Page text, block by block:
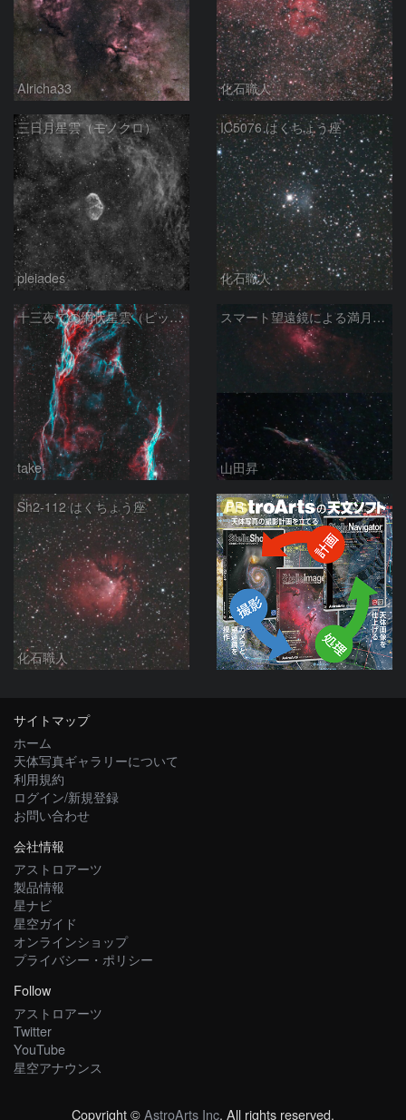
Alricha33 化石職人
三日月星雲（モノクロ）
pleiades
IC5076 はくちょう座
化石職人
十三夜での網状星雲（ピッカリングの三角）
take
スマート望遠鏡による満月下の星雲（M16,NGC6960）
山田昇
Sh2-112 はくちょう座
化石職人
PR
サイトマップ
ホーム
天体写真ギャラリーについて
利用規約
ログイン/新規登録
お問い合わせ
会社情報
アストロアーツ
製品情報
星ナビ
星空ガイド
オンラインショップ
プライバシー・ポリシー
Follow
アストロアーツ
Twitter
YouTube
星空アナウンス
Copyright ©AstroArts Inc. All rights reserved.